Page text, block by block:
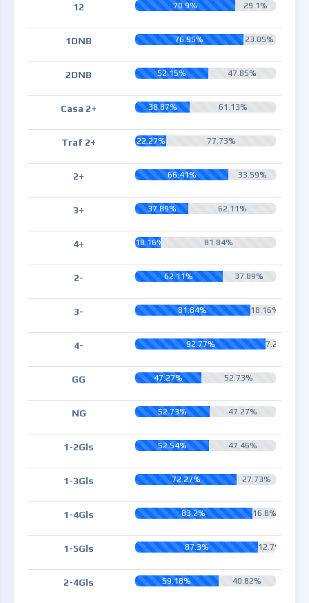
12 70.9% 29.1%
1DNB 76.95% 23.05%
2DNB 52.15% 47.85%
Casa 2+ 38.87% 61.13%
Traf 2+ 22.27% 77.73%
2+ 66.41% 33.59%
3+ 37.89% 62.11%
4+ 18.16% 81.84%
2- 62.11% 37.89%
3- 81.84% 18.16%
4- 92.77% 7.23%
GG 47.27% 52.73%
NG 52.73% 47.27%
1-2Gls 52.54% 47.46%
1-3Gls 72.27% 27.73%
1-4Gls 83.2% 16.8%
1-5Gls 87.3% 12.7%
2-4Gls 59.18% 40.82%